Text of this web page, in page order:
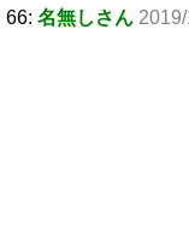
66: 名無しさん